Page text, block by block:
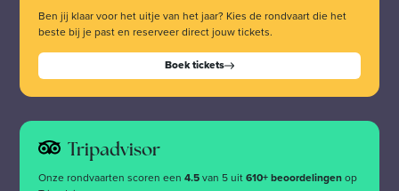
Ben jij klaar voor het uitje van het jaar? Kies de rondvaart die het
beste bij je past en reserveer direct jouw tickets.
Boek tickets
Tripadvisor
Onze rondvaarten scoren een 4.5van 5 uit610+ beoordelingenop